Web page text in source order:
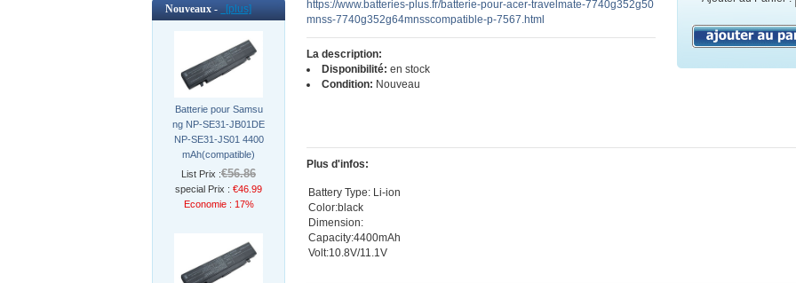
Nouveaux - [plus]
Batterie pour Samsu
ng NP-SE31-JB01DE
NP-SE31-JS01 4400
mAh(compatible)
List Prix :€56.86
special Prix : €46.99
Economie : 17%
https://www.batteries-plus.fr/batterie-pour-acer-travelmate-7740g352g50
mnss-7740g352g64mnsscompatible-p-7567.html
La description:
Disponibilité: en stock
Condition: Nouveau
Plus d'infos:
Battery Type: Li-ion
Color:black
Dimension:
Capacity:4400mAh
Volt:10.8V/11.1V